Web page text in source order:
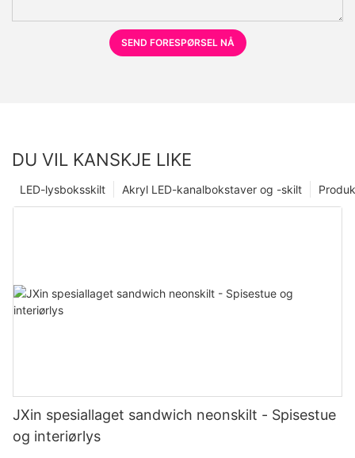
SEND FORESPØRSEL NÅ
DU VIL KANSKJE LIKE
Akryl LED-kanalbokstaver og -skilt
LED-lysboksskilt
JXin spesiallaget sandwich neonskilt - Spisestue
og interiørlys